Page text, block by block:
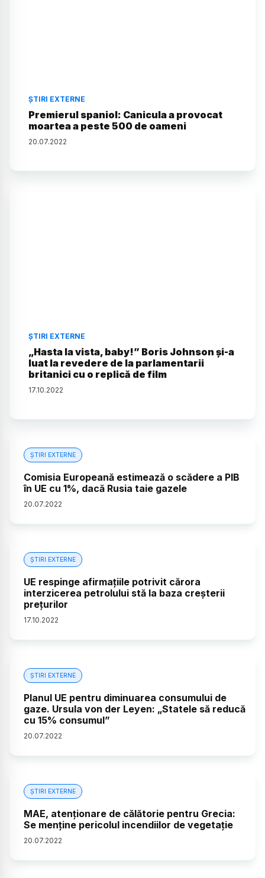
ȘTIRI EXTERNE
Premierul spaniol: Canicula a provocat
moartea a peste 500 de oameni
20.07.2022
ȘTIRI EXTERNE
„Hasta la vista, baby!” Boris Johnson și-a
luat la revedere de la parlamentarii
britanici cu o replică de film
17.10.2022
ȘTIRI EXTERNE
Comisia Europeană estimează o scădere a PIB
în UE cu 1%, dacă Rusia taie gazele
20.07.2022
ȘTIRI EXTERNE
UE respinge afirmațiile potrivit cărora
interzicerea petrolului stă la baza creșterii
prețurilor
17.10.2022
ȘTIRI EXTERNE
Planul UE pentru diminuarea consumului de
gaze. Ursula von der Leyen: „Statele să reducă
cu 15% consumul”
20.07.2022
ȘTIRI EXTERNE
MAE, atenționare de călătorie pentru Grecia:
Se menţine pericolul incendiilor de vegetaţie
20.07.2022